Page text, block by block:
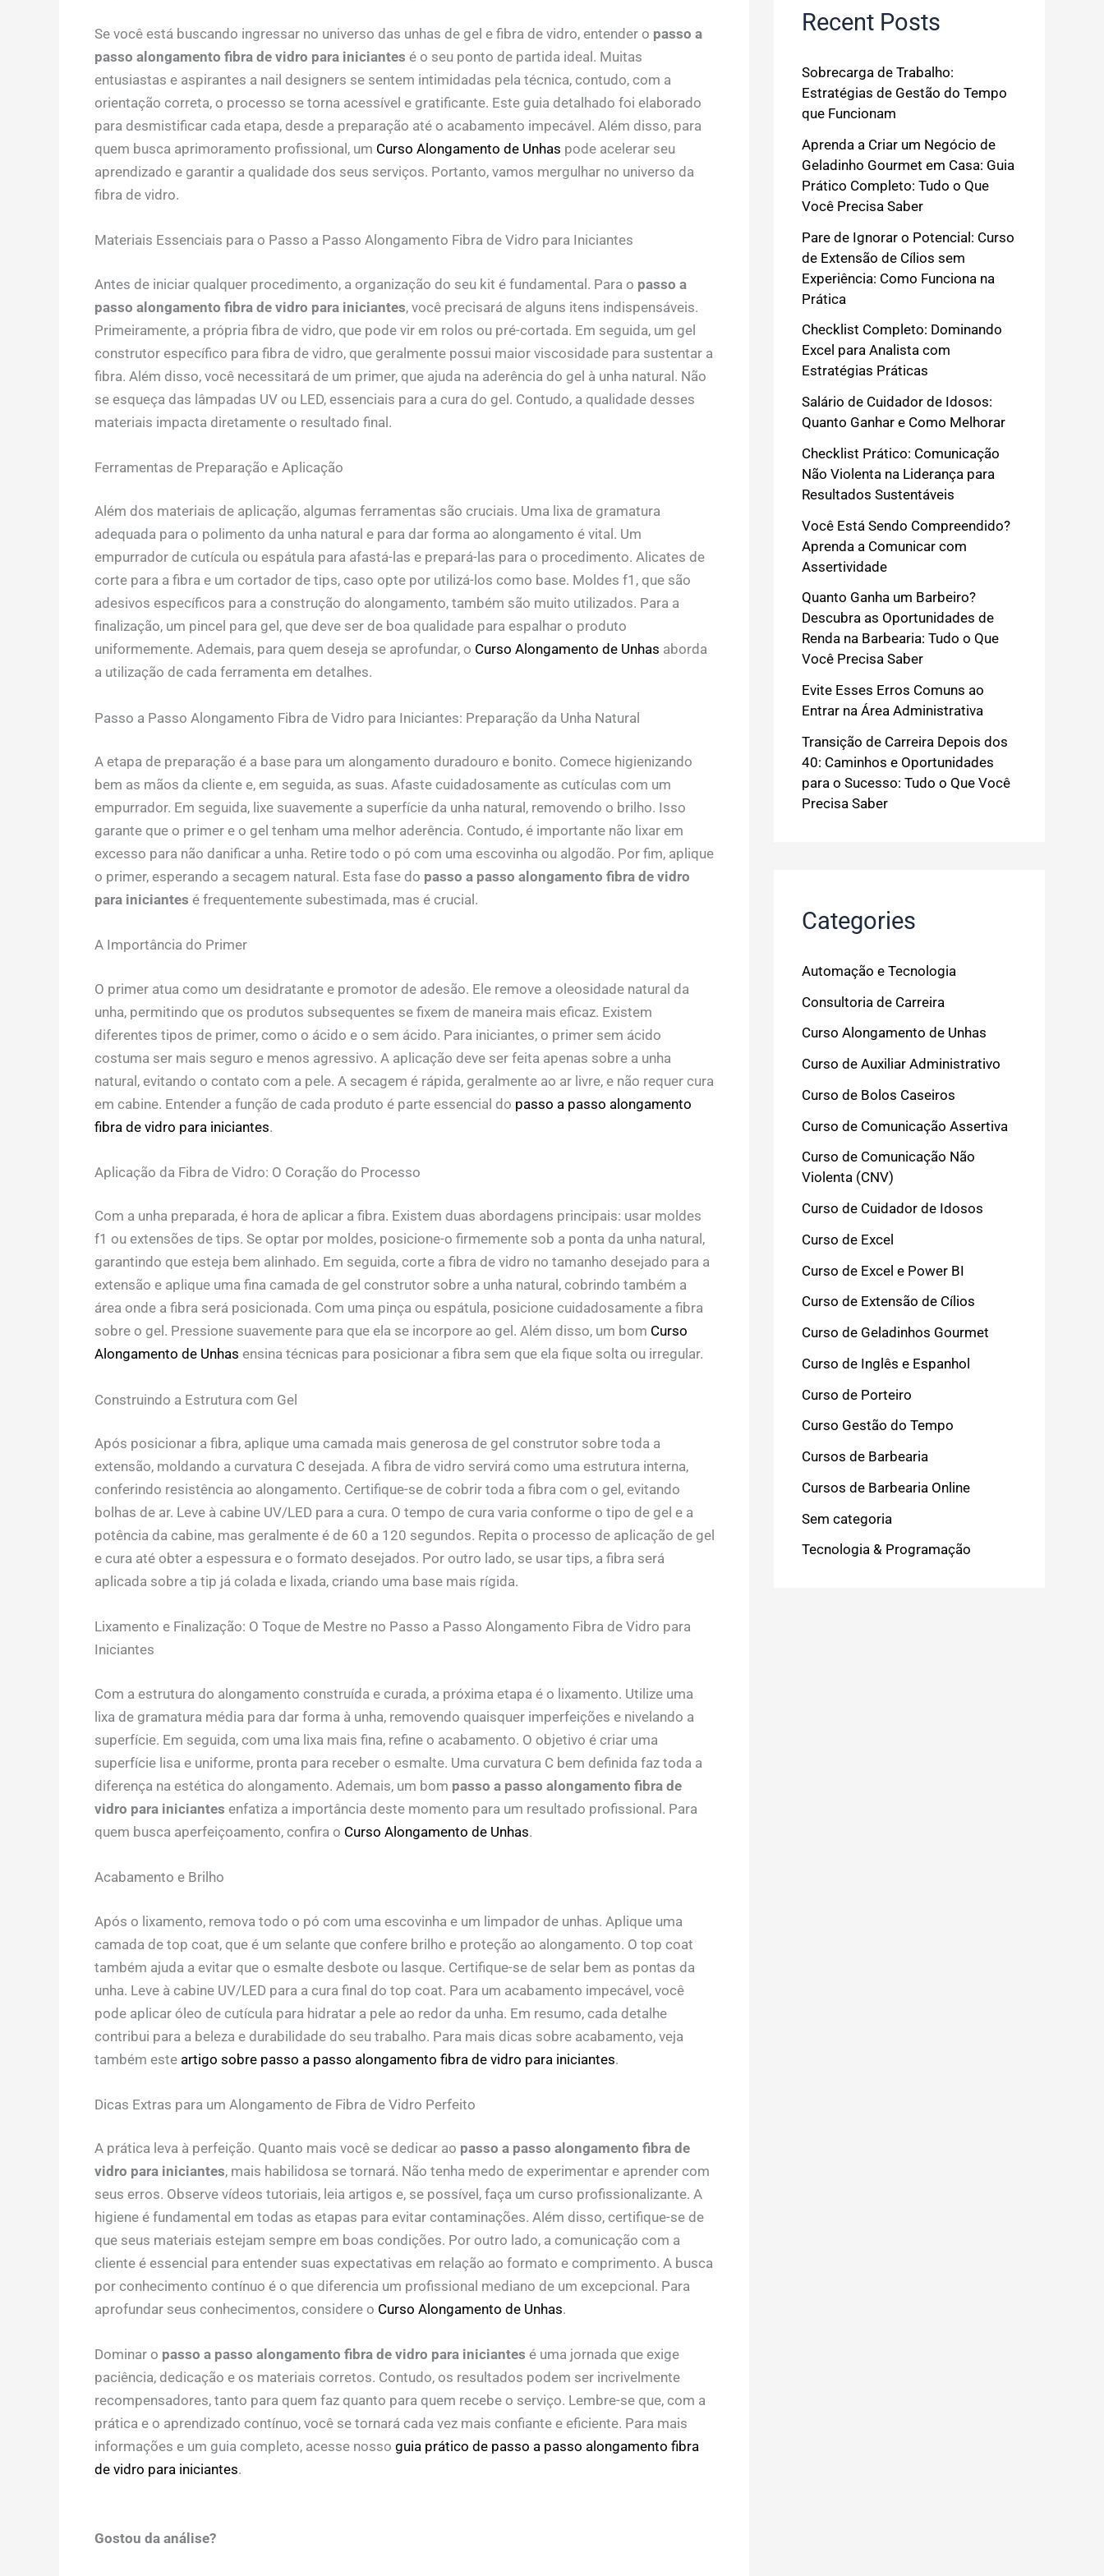
Se você está buscando ingressar no universo das unhas de gel e fibra de vidro, entender o passo a
passo alongamento fibra de vidro para iniciantes é o seu ponto de partida ideal. Muitas
entusiastas e aspirantes a nail designers se sentem intimidadas pela técnica, contudo, com a
orientação correta, o processo se torna acessível e gratificante. Este guia detalhado foi elaborado
para desmistificar cada etapa, desde a preparação até o acabamento impecável. Além disso, para
quem busca aprimoramento profissional, um Curso Alongamento de Unhas pode acelerar seu
aprendizado e garantir a qualidade dos seus serviços. Portanto, vamos mergulhar no universo da
fibra de vidro.
Materiais Essenciais para o Passo a Passo Alongamento Fibra de Vidro para Iniciantes
Antes de iniciar qualquer procedimento, a organização do seu kit é fundamental. Para o passo a
passo alongamento fibra de vidro para iniciantes, você precisará de alguns itens indispensáveis.
Primeiramente, a própria fibra de vidro, que pode vir em rolos ou pré-cortada. Em seguida, um gel
construtor específico para fibra de vidro, que geralmente possui maior viscosidade para sustentar a
fibra. Além disso, você necessitará de um primer, que ajuda na aderência do gel à unha natural. Não
se esqueça das lâmpadas UV ou LED, essenciais para a cura do gel. Contudo, a qualidade desses
materiais impacta diretamente o resultado final.
Ferramentas de Preparação e Aplicação
Além dos materiais de aplicação, algumas ferramentas são cruciais. Uma lixa de gramatura
adequada para o polimento da unha natural e para dar forma ao alongamento é vital. Um
empurrador de cutícula ou espátula para afastá-las e prepará-las para o procedimento. Alicates de
corte para a fibra e um cortador de tips, caso opte por utilizá-los como base. Moldes f1, que são
adesivos específicos para a construção do alongamento, também são muito utilizados. Para a
finalização, um pincel para gel, que deve ser de boa qualidade para espalhar o produto
uniformemente. Ademais, para quem deseja se aprofundar, o Curso Alongamento de Unhas aborda
a utilização de cada ferramenta em detalhes.
Passo a Passo Alongamento Fibra de Vidro para Iniciantes: Preparação da Unha Natural
A etapa de preparação é a base para um alongamento duradouro e bonito. Comece higienizando
bem as mãos da cliente e, em seguida, as suas. Afaste cuidadosamente as cutículas com um
empurrador. Em seguida, lixe suavemente a superfície da unha natural, removendo o brilho. Isso
garante que o primer e o gel tenham uma melhor aderência. Contudo, é importante não lixar em
excesso para não danificar a unha. Retire todo o pó com uma escovinha ou algodão. Por fim, aplique
o primer, esperando a secagem natural. Esta fase do passo a passo alongamento fibra de vidro
para iniciantes é frequentemente subestimada, mas é crucial.
A Importância do Primer
O primer atua como um desidratante e promotor de adesão. Ele remove a oleosidade natural da
unha, permitindo que os produtos subsequentes se fixem de maneira mais eficaz. Existem
diferentes tipos de primer, como o ácido e o sem ácido. Para iniciantes, o primer sem ácido
costuma ser mais seguro e menos agressivo. A aplicação deve ser feita apenas sobre a unha
natural, evitando o contato com a pele. A secagem é rápida, geralmente ao ar livre, e não requer cura
em cabine. Entender a função de cada produto é parte essencial do passo a passo alongamento
fibra de vidro para iniciantes.
Aplicação da Fibra de Vidro: O Coração do Processo
Com a unha preparada, é hora de aplicar a fibra. Existem duas abordagens principais: usar moldes
f1 ou extensões de tips. Se optar por moldes, posicione-o firmemente sob a ponta da unha natural,
garantindo que esteja bem alinhado. Em seguida, corte a fibra de vidro no tamanho desejado para a
extensão e aplique uma fina camada de gel construtor sobre a unha natural, cobrindo também a
área onde a fibra será posicionada. Com uma pinça ou espátula, posicione cuidadosamente a fibra
sobre o gel. Pressione suavemente para que ela se incorpore ao gel. Além disso, um bom Curso
Alongamento de Unhas ensina técnicas para posicionar a fibra sem que ela fique solta ou irregular.
Construindo a Estrutura com Gel
Após posicionar a fibra, aplique uma camada mais generosa de gel construtor sobre toda a
extensão, moldando a curvatura C desejada. A fibra de vidro servirá como uma estrutura interna,
conferindo resistência ao alongamento. Certifique-se de cobrir toda a fibra com o gel, evitando
bolhas de ar. Leve à cabine UV/LED para a cura. O tempo de cura varia conforme o tipo de gel e a
potência da cabine, mas geralmente é de 60 a 120 segundos. Repita o processo de aplicação de gel
e cura até obter a espessura e o formato desejados. Por outro lado, se usar tips, a fibra será
aplicada sobre a tip já colada e lixada, criando uma base mais rígida.
Lixamento e Finalização: O Toque de Mestre no Passo a Passo Alongamento Fibra de Vidro para
Iniciantes
Com a estrutura do alongamento construída e curada, a próxima etapa é o lixamento. Utilize uma
lixa de gramatura média para dar forma à unha, removendo quaisquer imperfeições e nivelando a
superfície. Em seguida, com uma lixa mais fina, refine o acabamento. O objetivo é criar uma
superfície lisa e uniforme, pronta para receber o esmalte. Uma curvatura C bem definida faz toda a
diferença na estética do alongamento. Ademais, um bom passo a passo alongamento fibra de
vidro para iniciantes enfatiza a importância deste momento para um resultado profissional. Para
quem busca aperfeiçoamento, confira o Curso Alongamento de Unhas.
Acabamento e Brilho
Após o lixamento, remova todo o pó com uma escovinha e um limpador de unhas. Aplique uma
camada de top coat, que é um selante que confere brilho e proteção ao alongamento. O top coat
também ajuda a evitar que o esmalte desbote ou lasque. Certifique-se de selar bem as pontas da
unha. Leve à cabine UV/LED para a cura final do top coat. Para um acabamento impecável, você
pode aplicar óleo de cutícula para hidratar a pele ao redor da unha. Em resumo, cada detalhe
contribui para a beleza e durabilidade do seu trabalho. Para mais dicas sobre acabamento, veja
também este artigo sobre passo a passo alongamento fibra de vidro para iniciantes.
Dicas Extras para um Alongamento de Fibra de Vidro Perfeito
A prática leva à perfeição. Quanto mais você se dedicar ao passo a passo alongamento fibra de
vidro para iniciantes, mais habilidosa se tornará. Não tenha medo de experimentar e aprender com
seus erros. Observe vídeos tutoriais, leia artigos e, se possível, faça um curso profissionalizante. A
higiene é fundamental em todas as etapas para evitar contaminações. Além disso, certifique-se de
que seus materiais estejam sempre em boas condições. Por outro lado, a comunicação com a
cliente é essencial para entender suas expectativas em relação ao formato e comprimento. A busca
por conhecimento contínuo é o que diferencia um profissional mediano de um excepcional. Para
aprofundar seus conhecimentos, considere o Curso Alongamento de Unhas.
Dominar o passo a passo alongamento fibra de vidro para iniciantes é uma jornada que exige
paciência, dedicação e os materiais corretos. Contudo, os resultados podem ser incrivelmente
recompensadores, tanto para quem faz quanto para quem recebe o serviço. Lembre-se que, com a
prática e o aprendizado contínuo, você se tornará cada vez mais confiante e eficiente. Para mais
informações e um guia completo, acesse nosso guia prático de passo a passo alongamento fibra
de vidro para iniciantes.
Gostou da análise?
Recent Posts
Sobrecarga de Trabalho:
Estratégias de Gestão do Tempo
que Funcionam
Aprenda a Criar um Negócio de
Geladinho Gourmet em Casa: Guia
Prático Completo: Tudo o Que
Você Precisa Saber
Pare de Ignorar o Potencial: Curso
de Extensão de Cílios sem
Experiência: Como Funciona na
Prática
Checklist Completo: Dominando
Excel para Analista com
Estratégias Práticas
Salário de Cuidador de Idosos:
Quanto Ganhar e Como Melhorar
Checklist Prático: Comunicação
Não Violenta na Liderança para
Resultados Sustentáveis
Você Está Sendo Compreendido?
Aprenda a Comunicar com
Assertividade
Quanto Ganha um Barbeiro?
Descubra as Oportunidades de
Renda na Barbearia: Tudo o Que
Você Precisa Saber
Evite Esses Erros Comuns ao
Entrar na Área Administrativa
Transição de Carreira Depois dos
40: Caminhos e Oportunidades
para o Sucesso: Tudo o Que Você
Precisa Saber
Categories
Automação e Tecnologia
Consultoria de Carreira
Curso Alongamento de Unhas
Curso de Auxiliar Administrativo
Curso de Bolos Caseiros
Curso de Comunicação Assertiva
Curso de Comunicação Não
Violenta (CNV)
Curso de Cuidador de Idosos
Curso de Excel
Curso de Excel e Power BI
Curso de Extensão de Cílios
Curso de Geladinhos Gourmet
Curso de Inglês e Espanhol
Curso de Porteiro
Curso Gestão do Tempo
Cursos de Barbearia
Cursos de Barbearia Online
Sem categoria
Tecnologia & Programação